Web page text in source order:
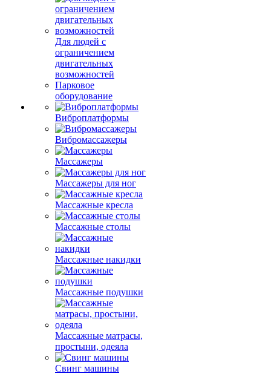
Для людей с
ограничением
двигательных
возможностей
Парковое
оборудование
Виброплатформы
Вибромассажеры
Массажеры
Массажеры для ног
Массажные кресла
Массажные столы
Массажные накидки
Массажные подушки
Массажные матрасы,
простыни, одеяла
Свинг машины